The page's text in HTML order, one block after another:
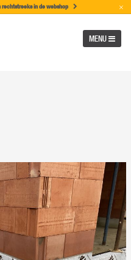
in de webshop ×
MENU